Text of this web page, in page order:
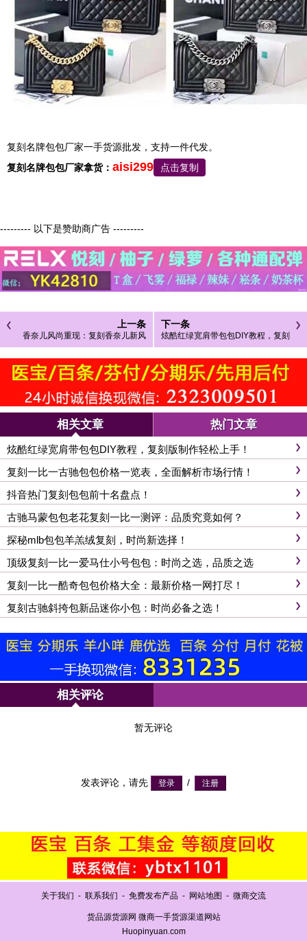
复刻名牌包包厂家一手货源批发，支持一件代发。
复刻名牌包包厂家拿货： aisi299 点击复制
--------- 以下是赞助商广告 ---------
上一条
香奈儿风尚重现：复刻香奈儿新风
尚来袭
下一条
炫酷红绿宽肩带包包DIY教程，复刻
版制作轻松上手！
相关文章 热门文章
炫酷红绿宽肩带包包DIY教程，复刻版制作轻松上手！
复刻一比一古驰包包价格一览表，全面解析市场行情！
抖音热门复刻包包前十名盘点！
古驰马蒙包包老花复刻一比一测评：品质究竟如何？
探秘mlb包包羊羔绒复刻，时尚新选择！
顶级复刻一比一爱马仕小号包包：时尚之选，品质之选
复刻一比一酷奇包包价格大全：最新价格一网打尽！
复刻古驰斜挎包新品迷你小包：时尚必备之选！
相关评论
暂无评论
发表评论，请先 /
关于我们 - 联系我们 - 免费发布产品 - 网站地图 - 微商交流
货品源货源网 微商一手货源渠道网站
Huopinyuan.com